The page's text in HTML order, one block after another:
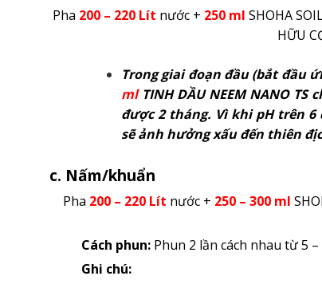
Pha 200 – 220 Lít nước + 250 ml SHOHA
HỮU
Trong giai đoạn đầu (bắt đầu
ml TINH DẦU NEEM NANO TS
được 2 tháng. Vì khi pH trên 6
sẽ ảnh hưởng xấu đến thiên
c. Nấm/khuẩn
Pha 200 – 220 Lít nước + 250 – 300 ml
Cách phun: Phun 2 lần cách nhau từ 5 –
Ghi chú: